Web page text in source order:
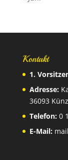
Kontakt
1.
Adresse:
36093
Telefon:0
E-Mail: